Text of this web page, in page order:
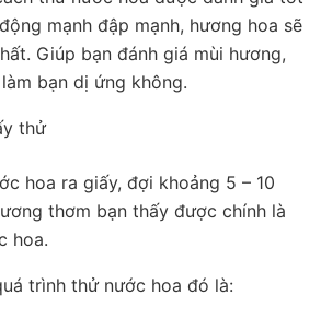
mạnh đập mạnh, hương hoa sẽ
Giúp bạn đánh giá mùi hương,
bạn dị ứng không.
thử
hoa ra giấy, đợi khoảng 5 – 10
thơm bạn thấy được chính là
hoa.
trình thử nước hoa đó là: